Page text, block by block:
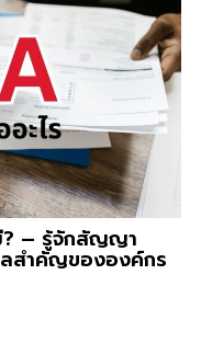
? – รู้จักสัญญา
สำคัญขององค์กร